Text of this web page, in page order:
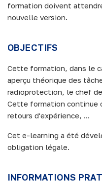
formation doivent
nouvelle version.
OBJECTIFS
Cette formation, dans le
aperçu théorique des
radioprotection, le chef
Cette formation continue
retours d'expérience, ...
Cet e-learning a été
obligation légale.
INFORMATIONS